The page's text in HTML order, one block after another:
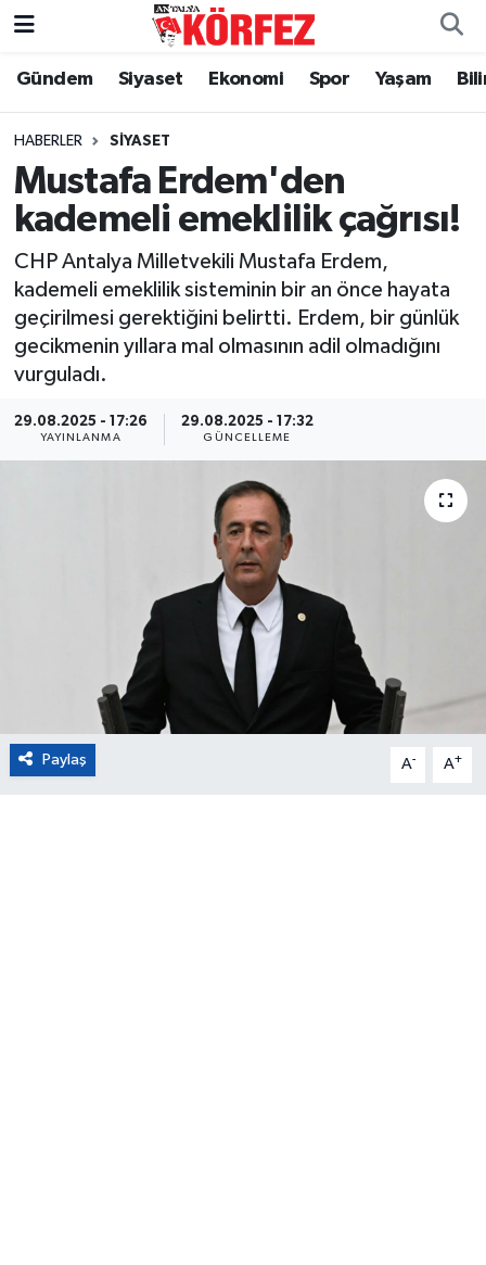
Gündem Siyaset Ekonomi Spor Yaşam
HABERLER SIYASET
Mustafa Erdem'den
kademeli emeklilik çağrısı!
CHP Antalya Milletvekili Mustafa Erdem,
kademeli emeklilik sisteminin bir an önce hayata
geçirilmesi gerektiğini belirtti. Erdem, bir günlük
gecikmenin yıllara mal olmasının adil olmadığını
vurguladı.
29.08.2025 - 17:26
YAYINLANMA
29.08.2025 - 17:32
GÜNCELLEME
Paylaş A- A+
Gündem
Siyaset
Yerel Yönetim
Yaşam
Asayiş
Turizm
Çevre
Nöbetçi Eczaneler
Hava Durumu
Trafik Durumu
Son Dakika Haberleri
Haber Arşivi